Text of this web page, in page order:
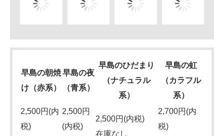
早島の朝焼
け（赤系）
早島の夜
（青系）
早島のひだまり
（ナチュラル
系）
早島の虹
（カラフル
系）
2,500円(内
税)
2,500円
(内税)
2,500円(内税)
在庫なし
2,700円(内
税)